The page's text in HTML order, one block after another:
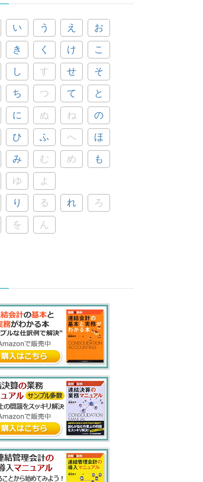
い う え お
き く け こ
し す せ そ
ち つ て と
に ぬ ね の
ひ ふ へ ほ
み む め も
ゆ よ
り る れ ろ
を ん